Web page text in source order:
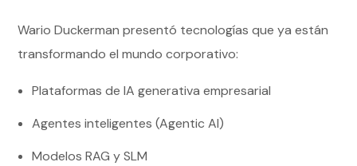
Wario Duckerman presentó tecnologías que ya están
transformando el mundo corporativo:
Plataformas de IA generativa empresarial
Agentes inteligentes (Agentic AI)
Modelos RAG y SLM